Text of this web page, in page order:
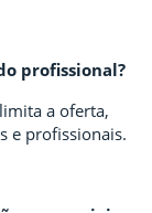
profissional?
a oferta,
e profissionais.